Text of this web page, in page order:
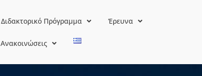
Διδακτορικό Πρόγραμμα Έρευνα
Ανακοινώσεις